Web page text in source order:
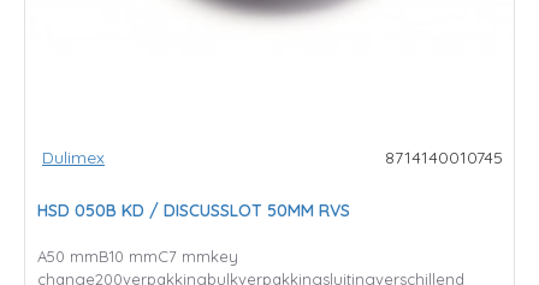
Dulimex 8714140010745
HSD 050B KD / DISCUSSLOT 50MM RVS
A50 mmB10 mmC7 mmkey
change200verpakkingbulkverpakkingsluitingverschillend